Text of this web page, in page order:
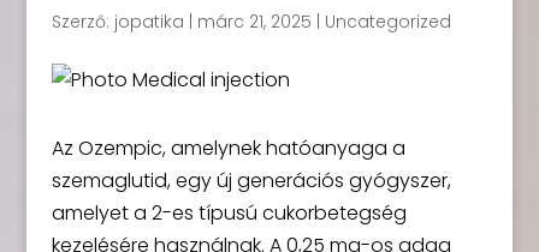
Szerző: jopatika márc 21, 2025 Uncategorized
Az Ozempic, amelynek hatóanyaga a
szemaglutid, egy új generációs gyógyszer,
amelyet a 2-es típusú cukorbetegség
kezelésére használnak. A 0,25 mg-os adag